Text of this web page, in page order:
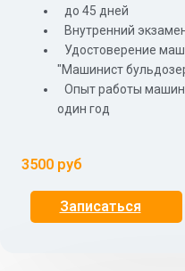
до 45 дней
Внутренний
Удостоверение
"Машинист
Опыт работы
один год
3500 руб
Записаться